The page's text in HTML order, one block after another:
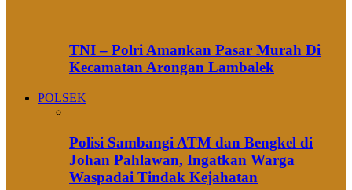
TNI – Polri Amankan Pasar Murah Di
Kecamatan Arongan Lambalek
POLSEK
Polisi Sambangi ATM dan Bengkel di
Johan Pahlawan, Ingatkan Warga
Waspadai Tindak Kejahatan